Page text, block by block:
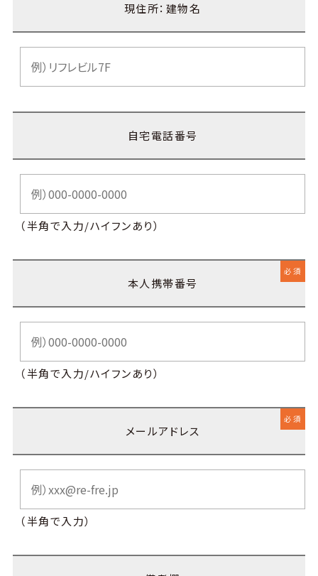
現住所：建物名
自宅電話番号
（半角で入力/ハイフンあり）
本人携帯番号
必須
（半角で入力/ハイフンあり）
メールアドレス
必須
（半角で入力）